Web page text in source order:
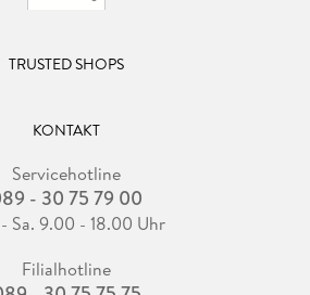
TRUSTED SHOPS
KONTAKT
Servicehotline
- 30 75 79 00
Sa. 9.00 - 18.00 Uhr
Filialhotline